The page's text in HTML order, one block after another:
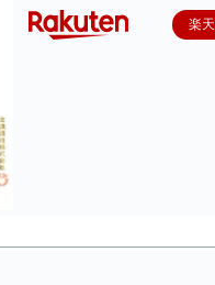
楽